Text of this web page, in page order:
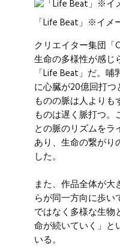
「Life Beat」※イメ
クリエイター集団「
生命の多様性が感じ
「Life Beat」だ。
に心臓が20億回打
ものの脈は人よりも
ものは遅く脈打つ
との脈のリズムを
あり、生命の繋がり
した。
また、作品全体が
らが同一方向に歩
ではなく多様な生物
命が続いていく」と
いる。